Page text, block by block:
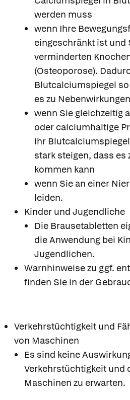
werden muss
wenn Ihre
eingeschränkt ist und
verminderten
(Osteoporose).
Blutcalciumspiegel
es zu
wenn Sie gleichzeitig
oder calciumhaltige
Ihr
stark steigen, dass es
kommen kann
wenn Sie an einer
leiden.
Kinder und Jugendliche
Die Brausetabletten
die Anwendung bei
Jugendlichen.
Warnhinweise zu ggf.
finden Sie in der
Verkehrstüchtigkeit und
von Maschinen
Es sind keine
Verkehrstüchtigkeit und
Maschinen zu erwarten.